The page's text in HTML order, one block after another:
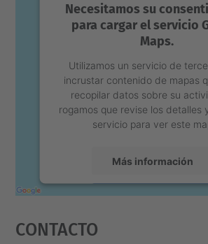
Necesitamos su
para cargar el servicio
Maps.
Utilizamos un servicio de
incrustar contenido de mapas
recopilar datos sobre su
rogamos que revise los detalles
servicio para ver este
Más información
Aceptar
powered by
Contacto